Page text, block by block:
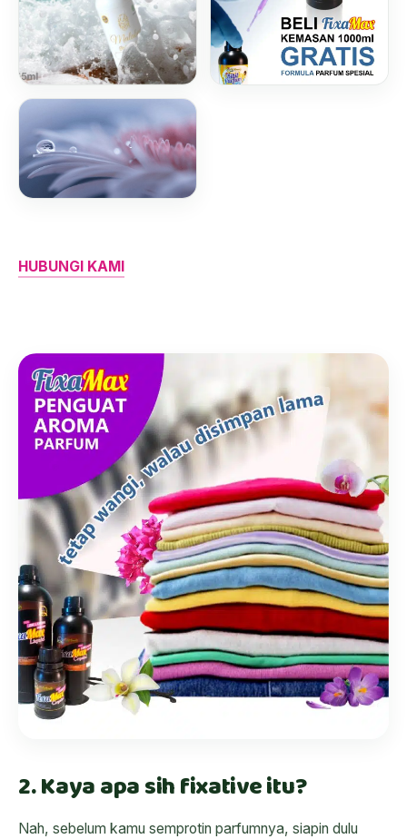
HUBUNGI KAMI
2. Kaya apa sih fixative itu?
Nah, sebelum kamu semprotin parfumnya, siapin dulu